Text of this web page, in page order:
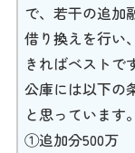
で、若干の追加
借り換えを行い
きればベストで
公庫には以下の
と思っています。
①追加分500万